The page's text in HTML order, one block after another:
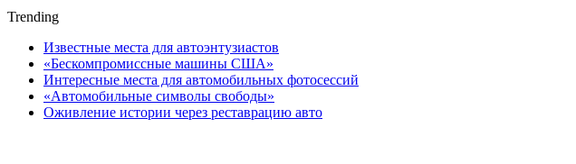
Trending
Известные места для автоэнтузиастов
«Бескомпромиссные машины США»
Интересные места для автомобильных фотосессий
«Автомобильные символы свободы»
Оживление истории через реставрацию авто